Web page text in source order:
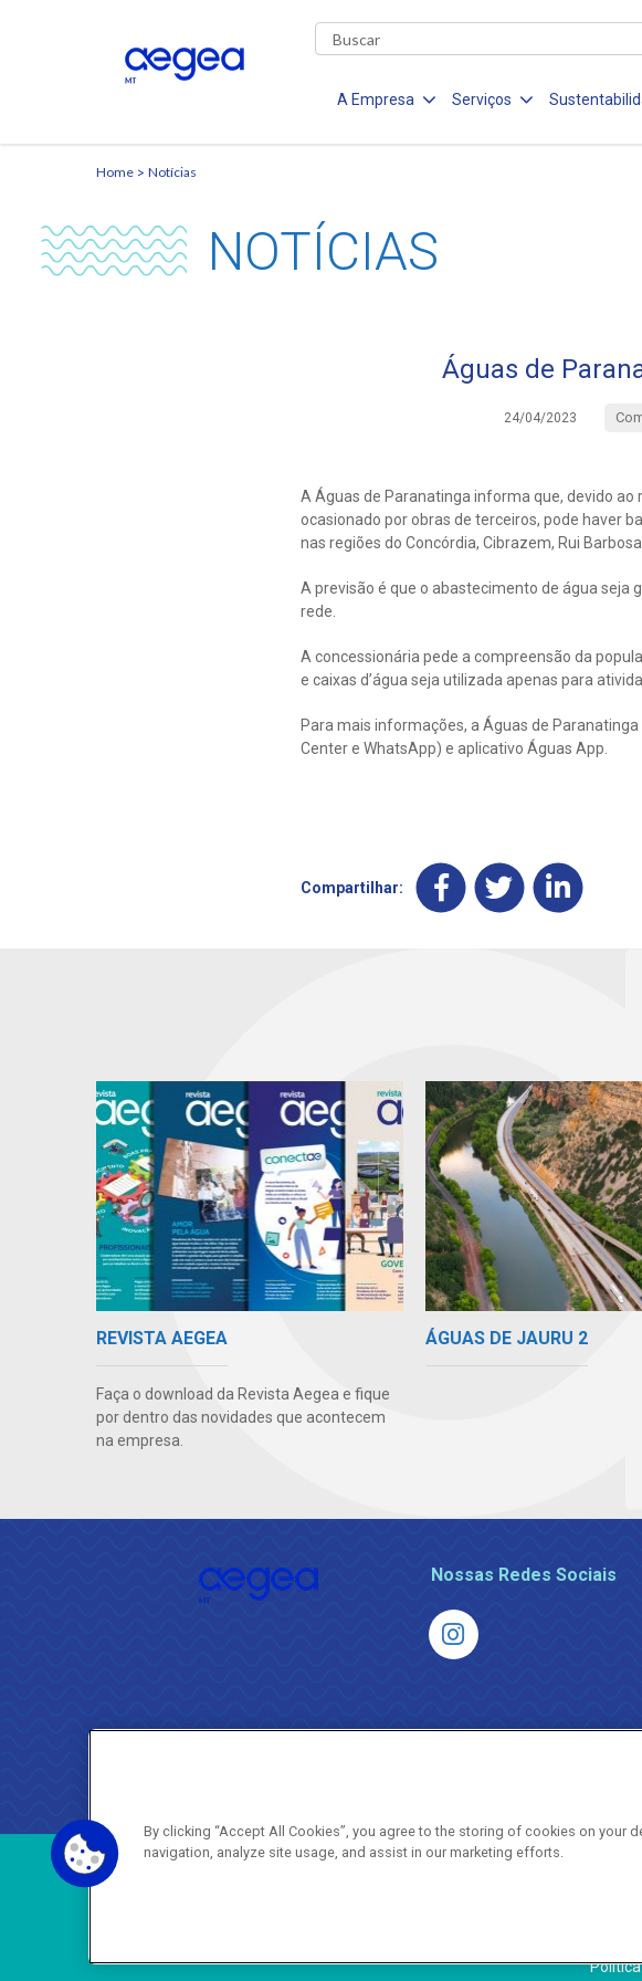
A Empresa Serviços
Home Notícias
NOTÍCIAS
Águas de
24/04/2023
A Águas de Paranatinga informa que, devido ao
ocasionado por obras de terceiros, pode haver
nas regiões do Concórdia, Cibrazem, Rui
A previsão é que o abastecimento de água
rede.
A concessionária pede a compreensão da
e caixas d’água seja utilizada apenas para
Para mais informações, a Águas de
Center e WhatsApp) e aplicativo Águas App.
Compartilhar:
REVISTA AEGEA
Faça o download da Revista Aegea e fique
por dentro das novidades que acontecem
na empresa.
ÁGUAS DE JAURU 2
Nossas Redes Sociais
By clicking “Accept All Cookies”, you agree to the storing of cookies on your
navigation, analyze site usage, and assist in our marketing efforts.